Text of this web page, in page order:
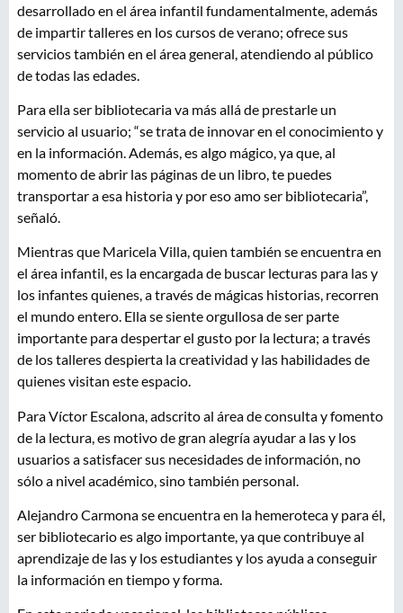
desarrollado en el área infantil fundamentalmente, además
de impartir talleres en los cursos de verano; ofrece sus
servicios también en el área general, atendiendo al público
de todas las edades.
Para ella ser bibliotecaria va más allá de prestarle un
servicio al usuario; “se trata de innovar en el conocimiento y
en la información. Además, es algo mágico, ya que, al
momento de abrir las páginas de un libro, te puedes
transportar a esa historia y por eso amo ser bibliotecaria”,
señaló.
Mientras que Maricela Villa, quien también se encuentra en
el área infantil, es la encargada de buscar lecturas para las y
los infantes quienes, a través de mágicas historias, recorren
el mundo entero. Ella se siente orgullosa de ser parte
importante para despertar el gusto por la lectura; a través
de los talleres despierta la creatividad y las habilidades de
quienes visitan este espacio.
Para Víctor Escalona, adscrito al área de consulta y fomento
de la lectura, es motivo de gran alegría ayudar a las y los
usuarios a satisfacer sus necesidades de información, no
sólo a nivel académico, sino también personal.
Alejandro Carmona se encuentra en la hemeroteca y para él,
ser bibliotecario es algo importante, ya que contribuye al
aprendizaje de las y los estudiantes y los ayuda a conseguir
la información en tiempo y forma.